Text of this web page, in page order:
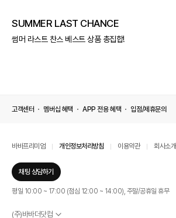
SUMMER LAST CHANCE
썸머 라스트 찬스 베스트 상품 총집합!
고객센터 멤버십 혜택 APP 전용 혜택 입점/제휴문의
바바프리미엄 개인정보처리방침 이용약관 회사소개
채팅 상담하기
평일 10:00 ~ 17:00 (점심 12:00 ~ 14:00), 주말/공휴일 휴무
(주)바바더닷컴